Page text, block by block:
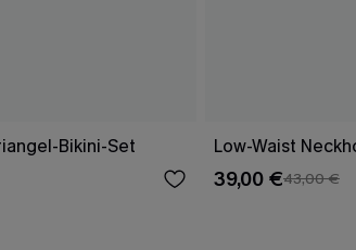
Bikini-Set Low-Waist
39,00 €43,00 €